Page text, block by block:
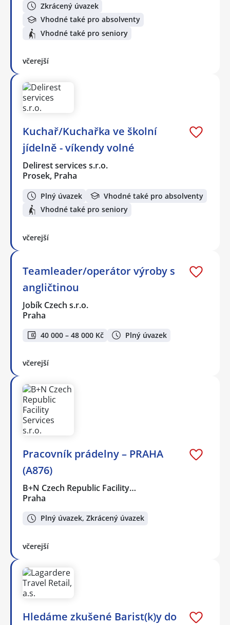
Zkrácený úvazek
Vhodné také pro absolventy
Vhodné také pro seniory
včerejší
Kuchař/Kuchařka ve školní
jídelně - víkendy volné
Delirest services s.r.o.
Prosek, Praha
Plný úvazek
Vhodné také pro absolventy
Vhodné také pro seniory
včerejší
Teamleader/operátor výroby s
angličtinou
Jobík Czech s.r.o.
Praha
40 000 – 48 000 Kč Plný úvazek
včerejší
Pracovník prádelny – PRAHA
(A876)
B+N Czech Republic Facility…
Praha
Plný úvazek, Zkrácený úvazek
včerejší
Hledáme zkušené Barist(k)y do